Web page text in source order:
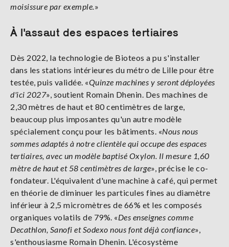
moisissure par exemple.»
À l'assaut des espaces tertiaires
Dès 2022, la technologie de Bioteos a pu s'installer
dans les stations intérieures du métro de Lille pour être
testée, puis validée. «Quinze machines y seront déployées
d'ici 2027», soutient Romain Dhenin. Des machines de
2,30 mètres de haut et 80 centimètres de large,
beaucoup plus imposantes qu'un autre modèle
spécialement conçu pour les bâtiments. «Nous nous
sommes adaptés à notre clientèle qui occupe des espaces
tertiaires, avec un modèle baptisé Oxylon. Il mesure 1,60
mètre de haut et 58 centimètres de large», précise le co-
fondateur. L'équivalent d'une machine à café, qui permet
en théorie de diminuer les particules fines au diamètre
inférieur à 2,5 micromètres de 66% et les composés
organiques volatils de 79%. «Des enseignes comme
Decathlon, Sanofi et Sodexo nous font déjà confiance»,
s'enthousiasme Romain Dhenin. L'écosystème